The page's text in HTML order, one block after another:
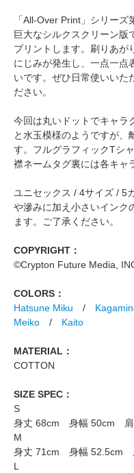
「All-Over Print」シリー
巨大なシルクスクリーン版
プリントします。刷りあが
にじみが発生し、一点一点
いです。ぜひ日常使いいた
ださい。
今回は丸いドットでキャラ
と水玉模様のようですが、
す。フルグラフィックTシ
襟ネームタグ裏には各キャ
ユニセックス / 4サイズ / 5
や滲みに加え小さいインク
ます。ご了承ください。
COPYRIGHT：
©Crypton Future Media,
COLORS：
Hatsune Miku /
Meiko / Kaito
MATERIAL：
COTTON
SIZE SPEC：
S
身丈 68cm 身幅 50cm
M
身丈 71cm 身幅 52.5cm
L